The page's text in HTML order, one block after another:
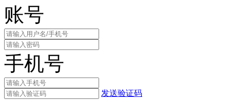
账号
手机号
发送验证码